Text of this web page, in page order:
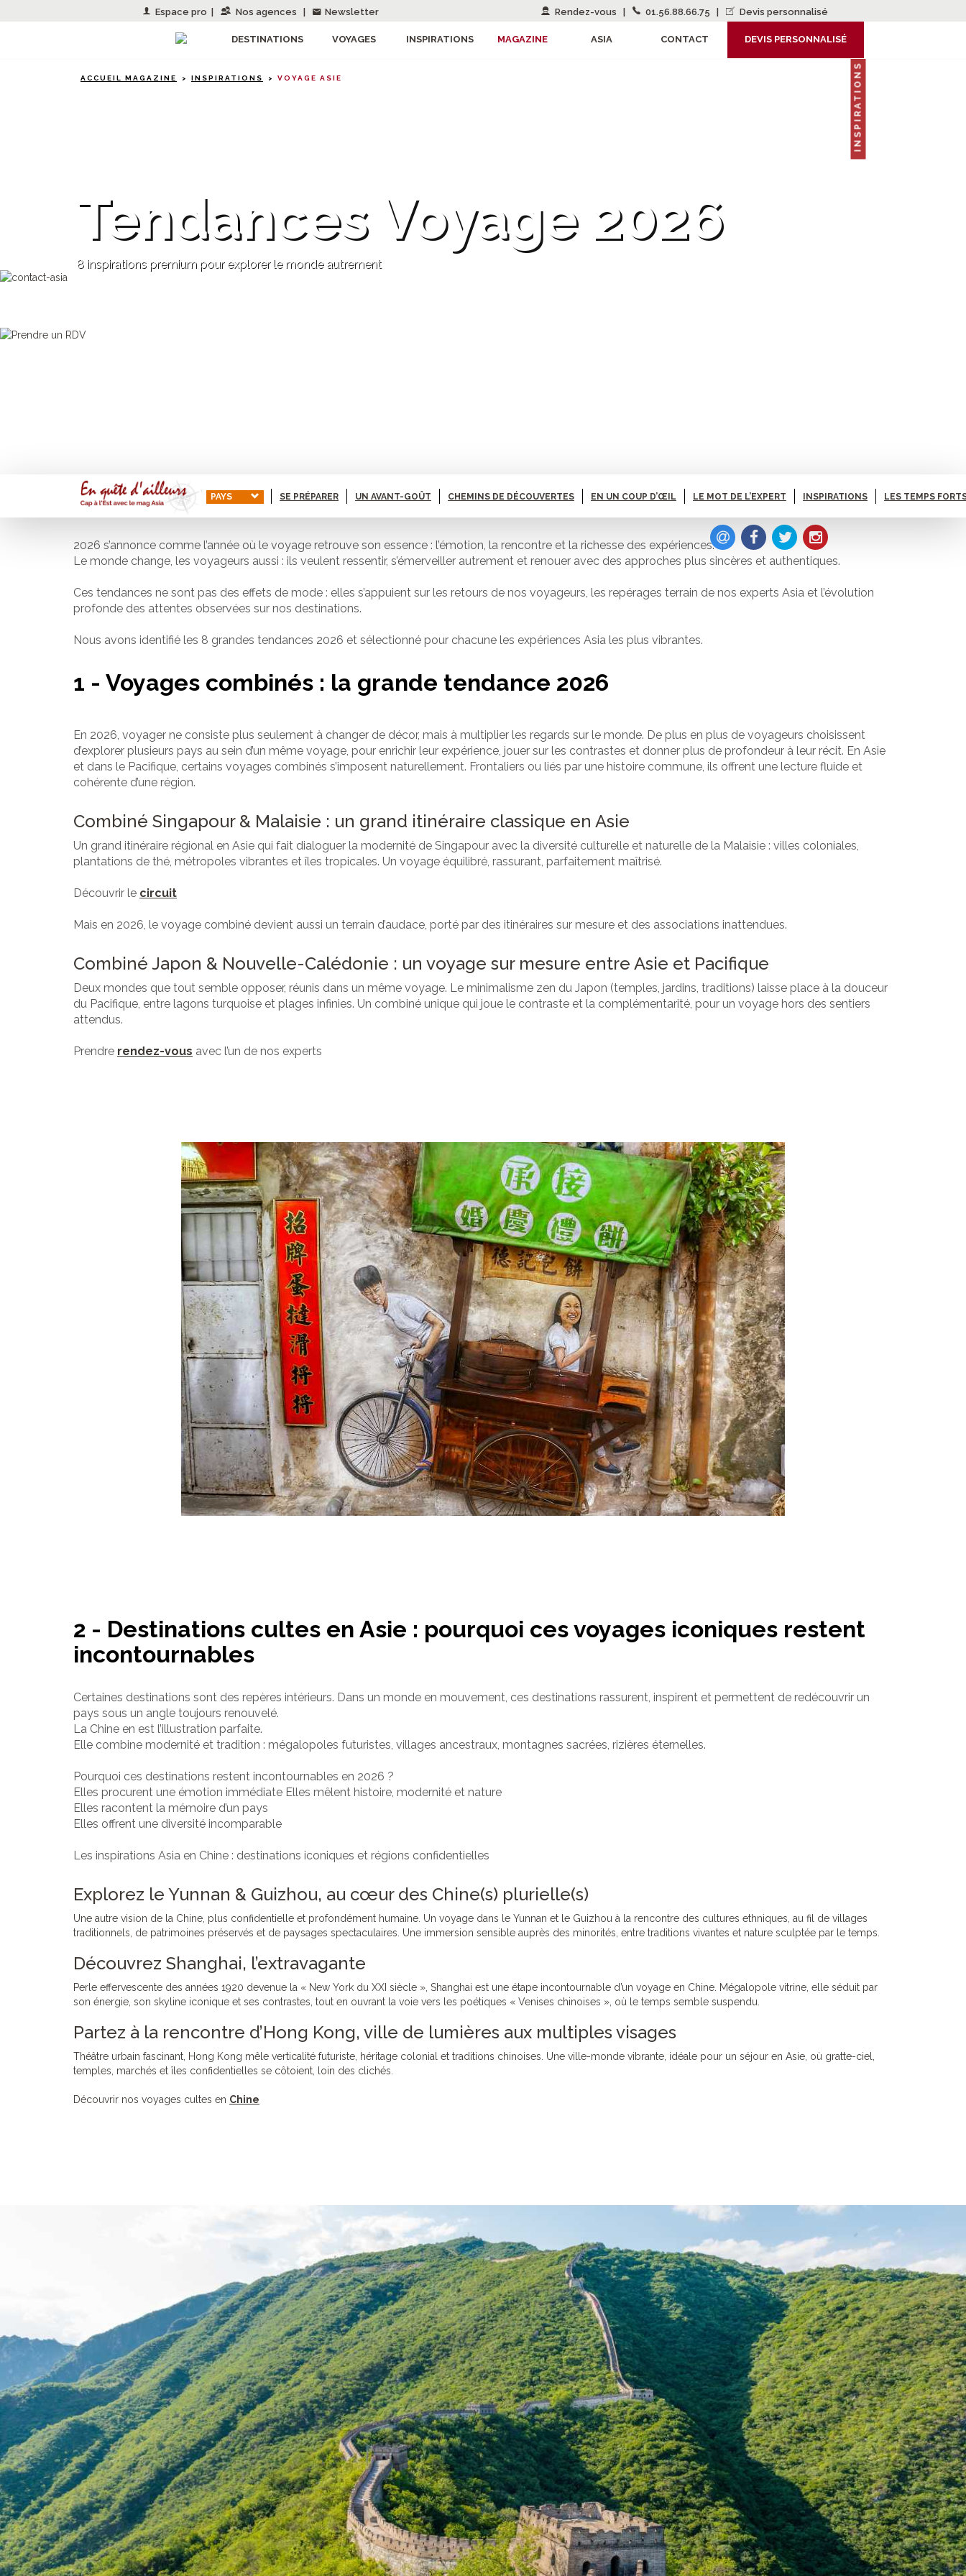
Espace pro Nos agences Newsletter Rendez-vous 01.56.88.66.75 Devis personnalisé
DESTINATIONS VOYAGES INSPIRATIONS MAGAZINE ASIA CONTACT DEVIS PERSONNALISÉ
ACCUEIL MAGAZINE INSPIRATIONS VOYAGE ASIE INSPIRATIONS
Tendances Voyage 2026
8 inspirations premium pour explorer le monde autrement
PAYS SE PRÉPARER UN AVANT-GOÛT CHEMINS DE DÉCOUVERTES EN UN COUP D’ŒIL LE MOT DE L’EXPERT INSPIRATIONS LES TEMPS
2026 s’annonce comme l’année où le voyage retrouve son essence : l’émotion, la rencontre et la richesse des expériences.
Le monde change, les voyageurs aussi : ils veulent ressentir, s’émerveiller autrement et renouer avec des approches plus sincères et authentiques.
Ces tendances ne sont pas des effets de mode : elles s’appuient sur les retours de nos voyageurs, les repérages terrain de nos experts Asia et l’évolution
profonde des attentes observées sur nos destinations.
Nous avons identifié les 8 grandes tendances 2026 et sélectionné pour chacune les expériences Asia les plus vibrantes.
1 - Voyages combinés : la grande tendance 2026
En 2026, voyager ne consiste plus seulement à changer de décor, mais à multiplier les regards sur le monde. De plus en plus de voyageurs choisissent
d’explorer plusieurs pays au sein d’un même voyage, pour enrichir leur expérience, jouer sur les contrastes et donner plus de profondeur à leur récit. En Asie
et dans le Pacifique, certains voyages combinés s’imposent naturellement. Frontaliers ou liés par une histoire commune, ils offrent une lecture fluide et
cohérente d’une région.
Combiné Singapour & Malaisie : un grand itinéraire classique en Asie
Un grand itinéraire régional en Asie qui fait dialoguer la modernité de Singapour avec la diversité culturelle et naturelle de la Malaisie : villes coloniales,
plantations de thé, métropoles vibrantes et îles tropicales. Un voyage équilibré, rassurant, parfaitement maîtrisé.
Découvrir le circuit
Mais en 2026, le voyage combiné devient aussi un terrain d’audace, porté par des itinéraires sur mesure et des associations inattendues.
Combiné Japon & Nouvelle-Calédonie : un voyage sur mesure entre Asie et Pacifique
Deux mondes que tout semble opposer, réunis dans un même voyage. Le minimalisme zen du Japon (temples, jardins, traditions) laisse place à la douceur
du Pacifique, entre lagons turquoise et plages infinies. Un combiné unique qui joue le contraste et la complémentarité, pour un voyage hors des sentiers
attendus.
Prendre rendez-vous avec l’un de nos experts
2 - Destinations cultes en Asie : pourquoi ces voyages iconiques restent
incontournables
Certaines destinations sont des repères intérieurs. Dans un monde en mouvement, ces destinations rassurent, inspirent et permettent de redécouvrir un
pays sous un angle toujours renouvelé.
La Chine en est l’illustration parfaite.
Elle combine modernité et tradition : mégalopoles futuristes, villages ancestraux, montagnes sacrées, rizières éternelles.
Pourquoi ces destinations restent incontournables en 2026 ?
Elles procurent une émotion immédiate Elles mêlent histoire, modernité et nature
Elles racontent la mémoire d’un pays
Elles offrent une diversité incomparable
Les inspirations Asia en Chine : destinations iconiques et régions confidentielles
Explorez le Yunnan & Guizhou, au cœur des Chine(s) plurielle(s)
Une autre vision de la Chine, plus confidentielle et profondément humaine. Un voyage dans le Yunnan et le Guizhou à la rencontre des cultures ethniques, au fil de villages
traditionnels, de patrimoines préservés et de paysages spectaculaires. Une immersion sensible auprès des minorités, entre traditions vivantes et nature sculptée par le temps.
Découvrez Shanghai, l’extravagante
Perle effervescente des années 1920 devenue la « New York du XXI siècle », Shanghai est une étape incontournable d’un voyage en Chine. Mégalopole vitrine, elle séduit par
son énergie, son skyline iconique et ses contrastes, tout en ouvrant la voie vers les poétiques « Venises chinoises », où le temps semble suspendu.
Partez à la rencontre d’Hong Kong, ville de lumières aux multiples visages
Théâtre urbain fascinant, Hong Kong mêle verticalité futuriste, héritage colonial et traditions chinoises. Une ville-monde vibrante, idéale pour un séjour en Asie, où gratte-ciel,
temples, marchés et îles confidentielles se côtoient, loin des clichés.
Découvrir nos voyages cultes en Chine